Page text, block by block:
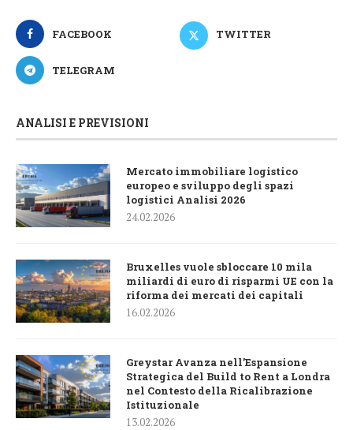
FACEBOOK TWITTER
TELEGRAM
ANALISI E PREVISIONI
Mercato immobiliare logistico
europeo e sviluppo degli spazi
logistici Analisi 2026
24.02.2026
Bruxelles vuole sbloccare 10 mila
miliardi di euro di risparmi UE con la
riforma dei mercati dei capitali
16.02.2026
Greystar Avanza nell’Espansione
Strategica del Build to Rent a Londra
nel Contesto della Ricalibrazione
Istituzionale
13.02.2026